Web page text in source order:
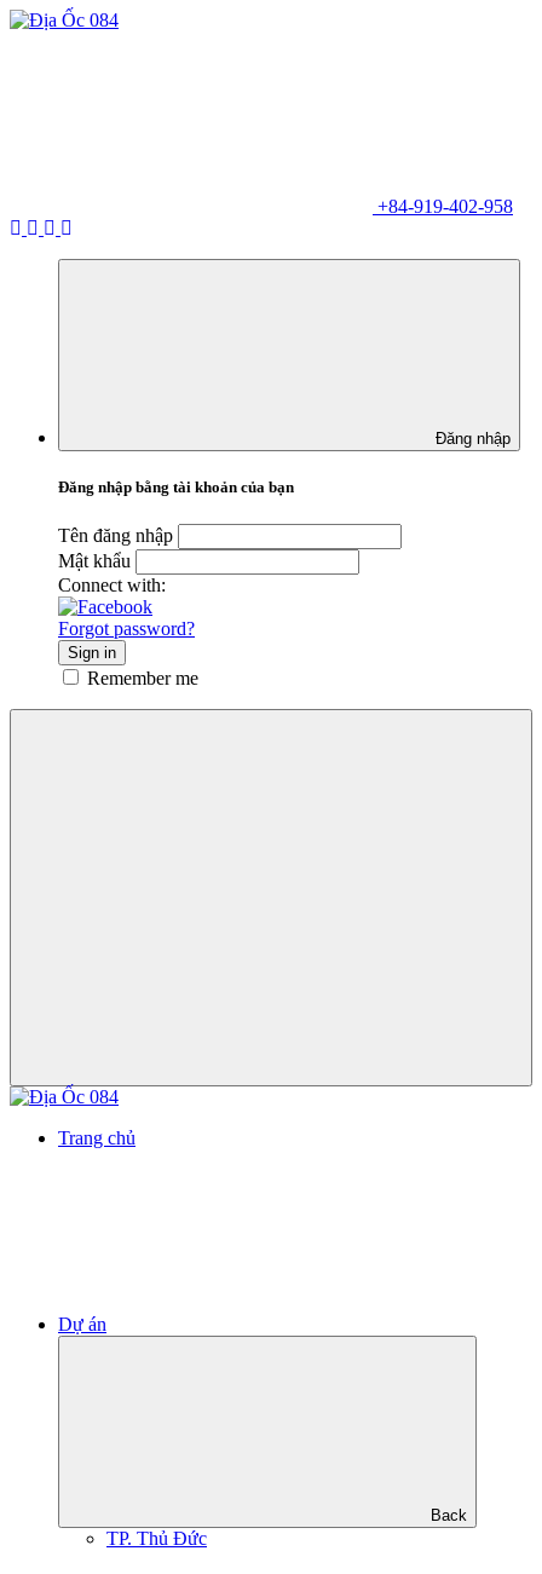
+84-919-402-958
Đăng nhập
Đăng nhập bằng tài khoản của bạn
Tên đăng nhập
Mật khẩu
Connect with:
Forgot password?
Sign in
Remember me
Trang chủ
Dự án
Back
TP. Thủ Đức